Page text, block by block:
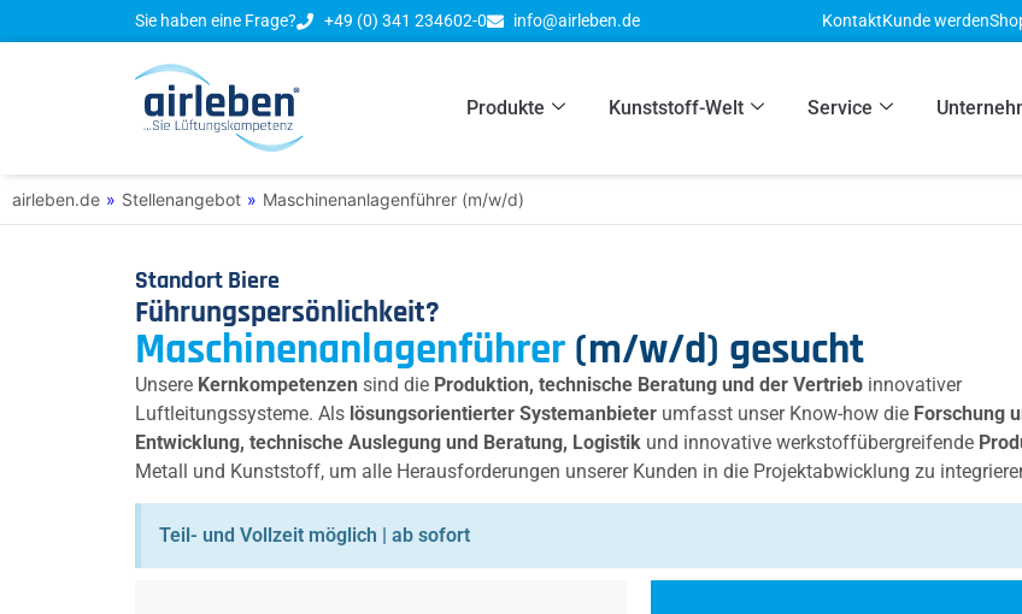
Sie haben eine Frage? +49 (0) 341 234602-0 info@airleben.de KontaktKunde werden
Produkte Kunststoff-Welt Service
airleben.de » Stellenangebot » Maschinenanlagenführer (m/w/d)
Standort Biere
Führungspersönlichkeit?
Maschinenanlagenführer (m/w/d) gesucht
Unsere Kernkompetenzen sind die Produktion, technische Beratung und der Vertrieb innovativer
Luftleitungssysteme. Als lösungsorientierter Systemanbieter umfasst unser Know-how die Forschung
Entwicklung, technische Auslegung und Beratung, Logistik und innovative werkstoffübergreifende
Metall und Kunststoff, um alle Herausforderungen unserer Kunden in die Projektabwicklung zu
Teil- und Vollzeit möglich | ab sofort